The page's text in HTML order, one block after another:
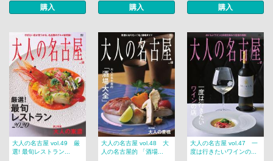
購入 購入 購入
大人の名古屋 vol.49 厳
選! 最旬レストラン...
大人の名古屋 vol.48 大
人の名古屋的 「酒場...
大人の名古屋 vol.47 一
度は行きたいワインの...